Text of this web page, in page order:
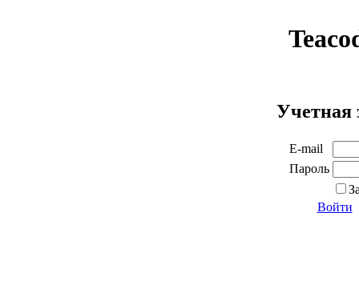
Учетная
E-mail
Пароль
Войти